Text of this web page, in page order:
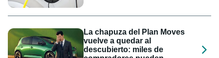
La chapuza del Plan Moves
vuelve a quedar al
descubierto: miles de